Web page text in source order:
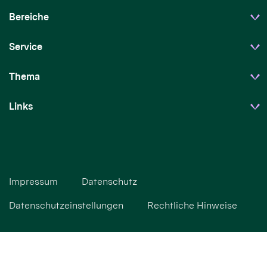
Bereiche
Service
Thema
Links
Impressum Datenschutz
Datenschutzeinstellungen Rechtliche Hinweise